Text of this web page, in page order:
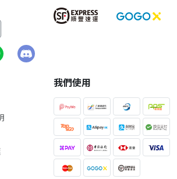
我們使用